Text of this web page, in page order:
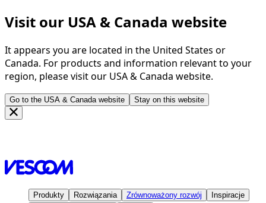
Visit our USA & Canada website
It appears you are located in the United States or
Canada. For products and information relevant to your
region, please visit our USA & Canada website.
Go to the USA & Canada website Stay on this website
Strona głownaInspiracje
Produkty Rozwiązania Zrównoważony rozwój
Inspiracje